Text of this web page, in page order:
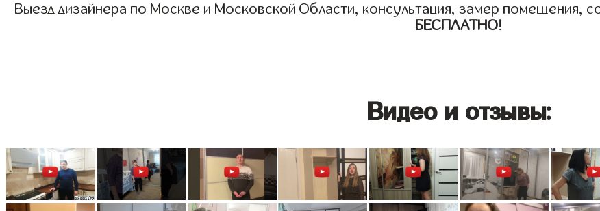
Выезд дизайнера по Москве и Московской Области, консультация, замер помещения,
БЕСПЛАТНО!
Видео и отзывы: